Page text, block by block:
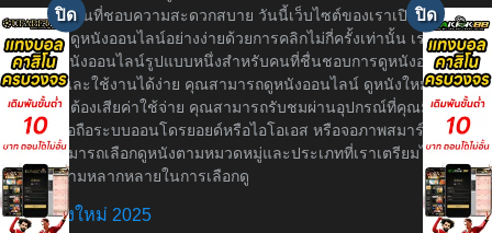
สำหรับคนที่ชอบความสะดวกสบาย วันนี้เว็บไซต์ของเราเปิดให้
บริการดูหนังออนไลน์อย่างง่ายด้วยการคลิกไม่กี่ครั้งเท่านั้น เราเป็น
เว็บดูหนังออนไลน์รูปแบบหนึ่งสำหรับคนที่ชื่นชอบการดูหนังอย่างมี
ระบบและใช้งานได้ง่าย คุณสามารถดูหนังออนไลน์ ดูหนังใหม่ได้
โดยไม่ต้องเสียค่าใช้จ่าย คุณสามารถรับชมผ่านอุปกรณ์ที่คุณมีอยู่
เช่น มือถือระบบออนโดรยอยด์หรือไอโอเอส หรือจอภาพสมาร์ททีวี
คุณสามารถเลือกดูหนังตามหมวดหมู่และประเภทที่เราเตรียมไว้ให้
เพื่อความหลากหลายในการเลือกดู
หนังใหม่ 2025